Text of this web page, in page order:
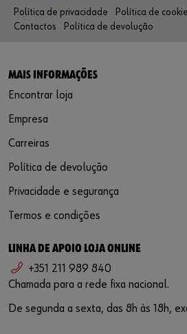
Política de privacidade
Política de
Contactos
Política de devolução
MAIS INFORMAÇÕES
Encontrar loja
Empresa
Carreiras
Política de devolução
Privacidade e segurança
Termos e condições
LINHA DE APOIO LOJA ONLINE
+351 211 989 840
Chamada para a rede fixa nacional.
De segunda a sexta, das 8h às 18h,